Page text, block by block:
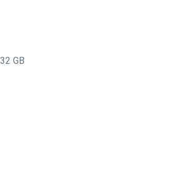
GB